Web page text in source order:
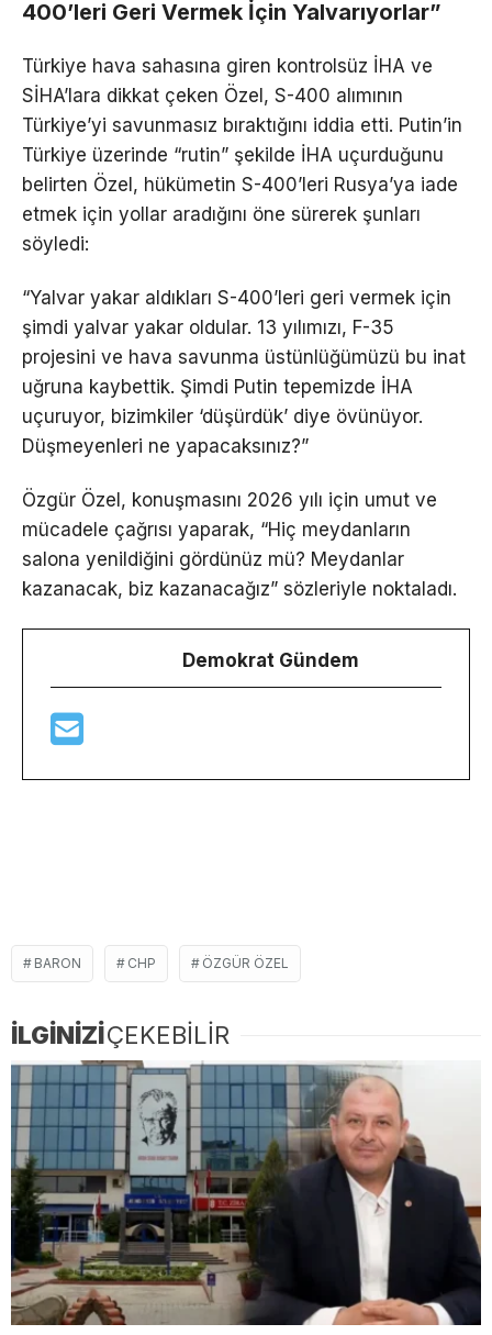
400’leri Geri Vermek İçin Yalvarıyorlar”
Türkiye hava sahasına giren kontrolsüz İHA ve
SİHA’lara dikkat çeken Özel, S-400 alımının
Türkiye’yi savunmasız bıraktığını iddia etti. Putin’in
Türkiye üzerinde “rutin” şekilde İHA uçurduğunu
belirten Özel, hükümetin S-400’leri Rusya’ya iade
etmek için yollar aradığını öne sürerek şunları
söyledi:
“Yalvar yakar aldıkları S-400’leri geri vermek için
şimdi yalvar yakar oldular. 13 yılımızı, F-35
projesini ve hava savunma üstünlüğümüzü bu inat
uğruna kaybettik. Şimdi Putin tepemizde İHA
uçuruyor, bizimkiler ‘düşürdük’ diye övünüyor.
Düşmeyenleri ne yapacaksınız?”
Özgür Özel, konuşmasını 2026 yılı için umut ve
mücadele çağrısı yaparak, “Hiç meydanların
salona yenildiğini gördünüz mü? Meydanlar
kazanacak, biz kazanacağız” sözleriyle noktaladı.
Demokrat Gündem
BARON CHP ÖZGÜR ÖZEL
İLGİNİZİÇEKEBİLİR